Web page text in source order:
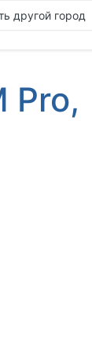
другой город
Pro,